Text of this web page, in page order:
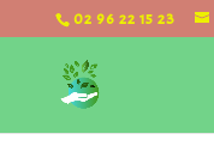
02 96 22 15 23